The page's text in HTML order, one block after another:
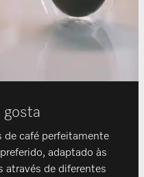
gosta
de café perfeitamente
adaptado às
através de diferentes